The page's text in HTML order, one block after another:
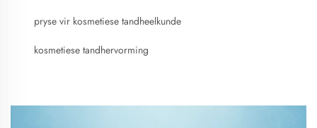
pryse vir kosmetiese tandheelkunde
kosmetiese tandhervorming